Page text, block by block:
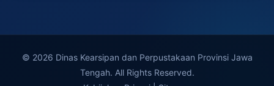
© 2026 Dinas Kearsipan dan Perpustakaan Provinsi Jawa
Tengah. All Rights Reserved.